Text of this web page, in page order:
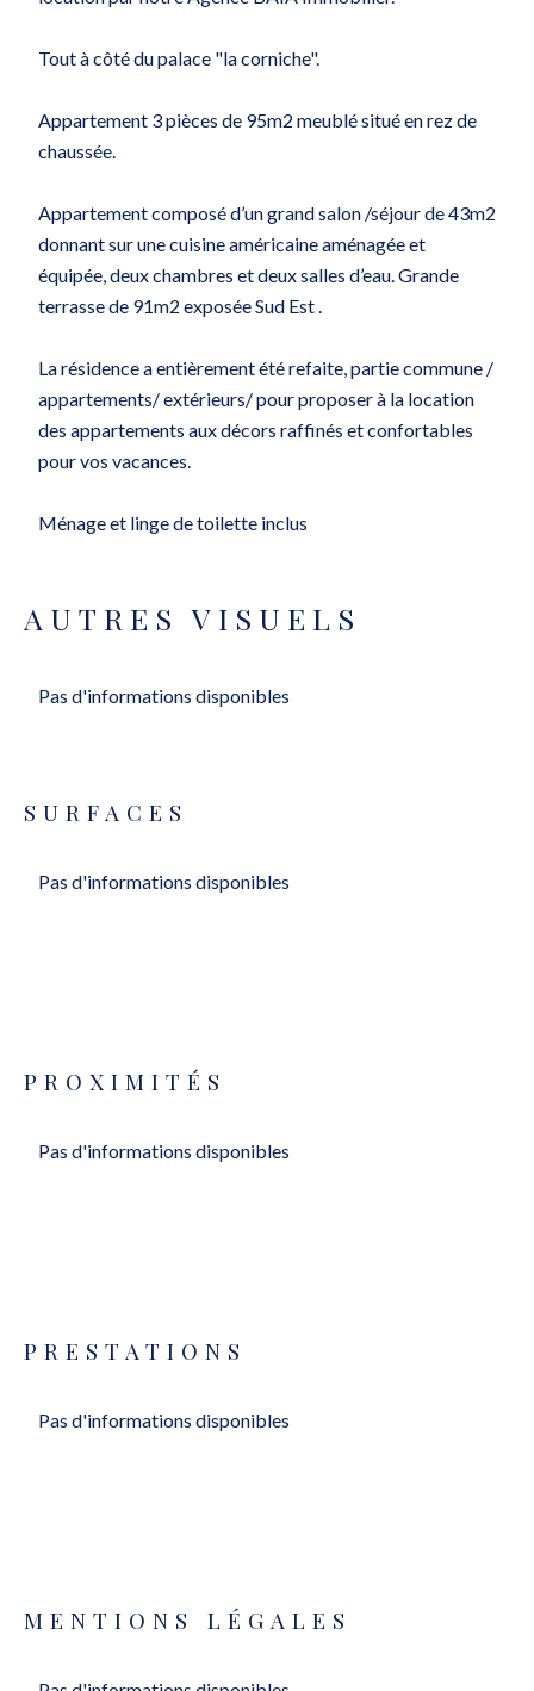
Tout à côté du palace "la corniche".
Appartement 3 pièces de 95m2 meublé situé en rez de
chaussée.
Appartement composé d’un grand salon /séjour de 43m2
donnant sur une cuisine américaine aménagée et
équipée, deux chambres et deux salles d’eau. Grande
terrasse de 91m2 exposée Sud Est .
La résidence a entièrement été refaite, partie commune /
appartements/ extérieurs/ pour proposer à la location
des appartements aux décors raffinés et confortables
pour vos vacances.
Ménage et linge de toilette inclus
AUTRES VISUELS
Pas d'informations disponibles
SURFACES
Pas d'informations disponibles
PROXIMITÉS
Pas d'informations disponibles
PRESTATIONS
Pas d'informations disponibles
MENTIONS LÉGALES